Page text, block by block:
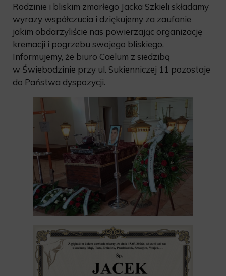
Rodzinie i bliskim zmarłego Jacka Szkieli składamy
wyrazy współczucia i dziękujemy za zaufanie
jakim obdarzyliście nas powierzając organizację
kremacji i pogrzebu swojego bliskiego.
Informujemy, że biuro Caelum z siedzibą
w Świebodzinie przy ul. Sukienniczej 11 pozostaje
do Państwa dyspozycji.